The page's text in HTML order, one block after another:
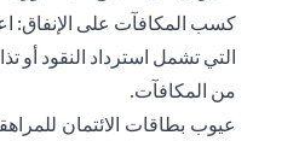
كسب المكافآت على الإنفاق:
التي تشمل استرداد النقود أو
من المكافآت.
عيوب بطاقات الائتمان